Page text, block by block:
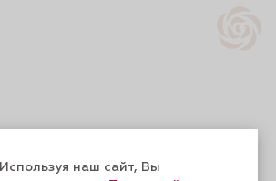
Используя наш сайт, Вы